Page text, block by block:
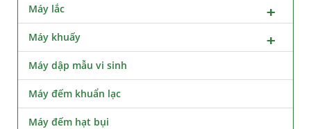
Máy lắc
Máy khuấy
Máy dập mẫu vi sinh
Máy đếm khuẩn lạc
Máy đếm hạt bụi